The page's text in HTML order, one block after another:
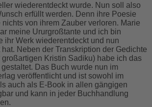
wiederentdeckt wurde. Nun soll also
erfüllt werden. Denn ihre Poesie
nichts von ihrem Zauber verloren. Marie
meine Ururgroßtante und ich bin
ihr Werk wiederentdeckt und nun
Neben der Transkription der Gedichte
großartigen Kristin Sadiku) habe ich das
Das Buch wurde nun im
veröffentlicht und ist sowohl im
auch als E-Book in allen gängigen
und kann in jeder Buchhandlung